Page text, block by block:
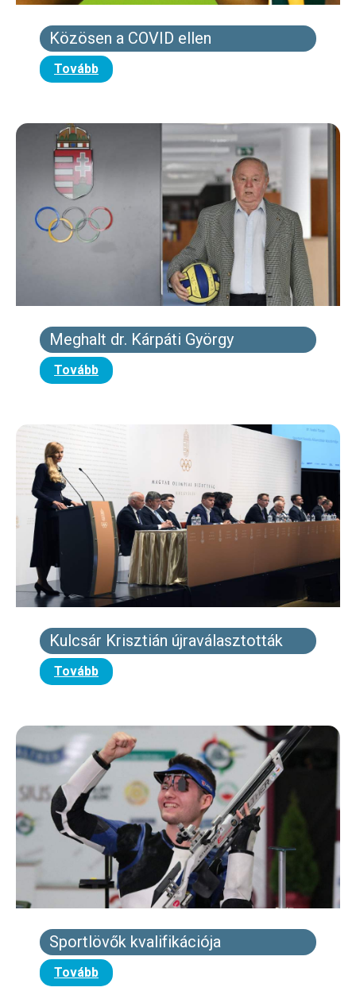
Közösen a COVID ellen
Tovább
Meghalt dr. Kárpáti György
Tovább
Kulcsár Krisztián újraválasztották
Tovább
Sportlövők kvalifikációja
Tovább